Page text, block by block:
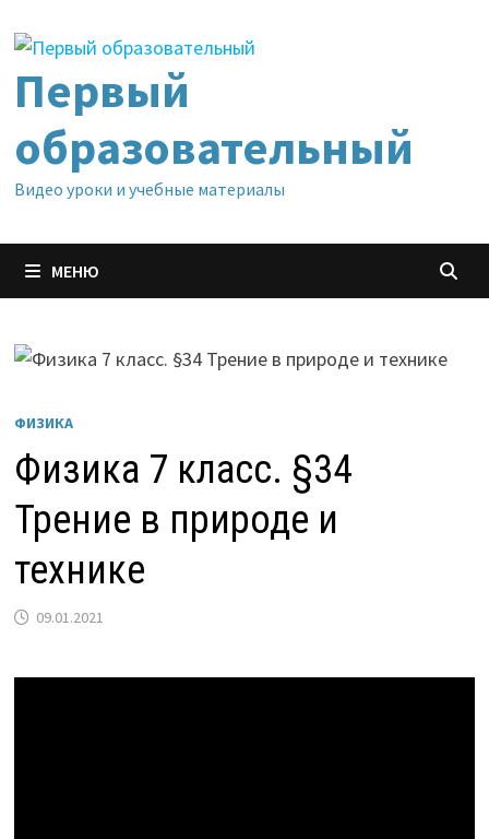
содержимому
Первый
образовательный
Видео уроки и учебные материалы
МЕНЮ
ФИЗИКА
Физика 7 класс. §34
Трение в природе и
технике
09.01.2021